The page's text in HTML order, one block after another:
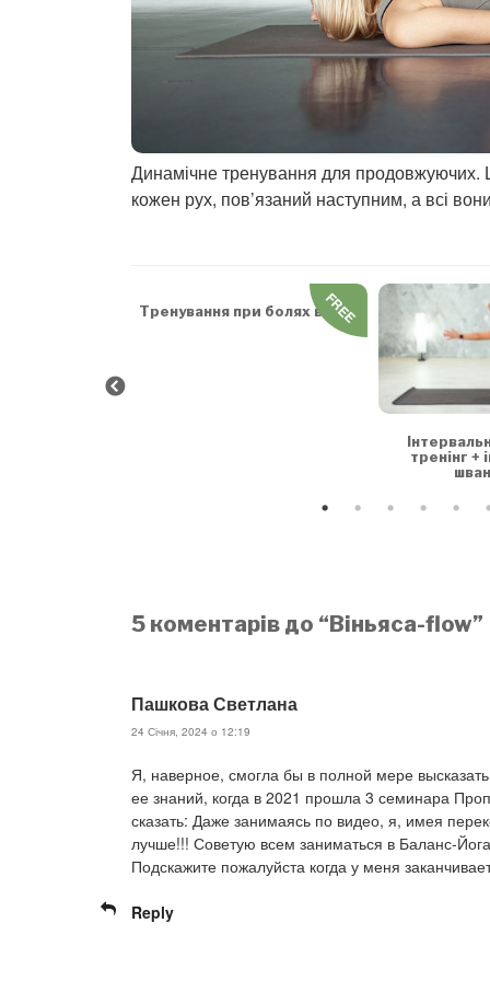
Динамічне тренування для
кожен рух, пов’язаний наступним, а всі
Тренування при болях в спині
FREE
тренінг +
5 коментарів до “Віньяса-flow”
Пашкова Светлана
24 Січня, 2024 о 12:19
Я, наверное, смогла бы в полной мере
ее знаний, когда в 2021 прошла 3 семинара
сказать: Даже занимаясь по видео, я, имея
лучше!!! Советую всем заниматься в Баланс-
Подскажите пожалуйста когда у меня
Reply